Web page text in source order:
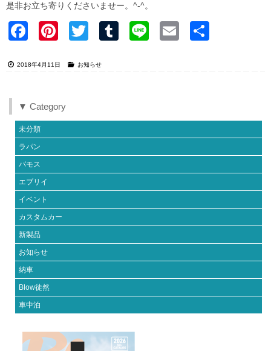
是非お立ち寄りくださいませー。^-^。
Faceb Pinter Twitter Tumblr Line Email
2018年4月11日 お知らせ
▼ Category
未分類
ラパン
バモス
エブリイ
イベント
カスタムカー
新製品
お知らせ
納車
Blow徒然
車中泊